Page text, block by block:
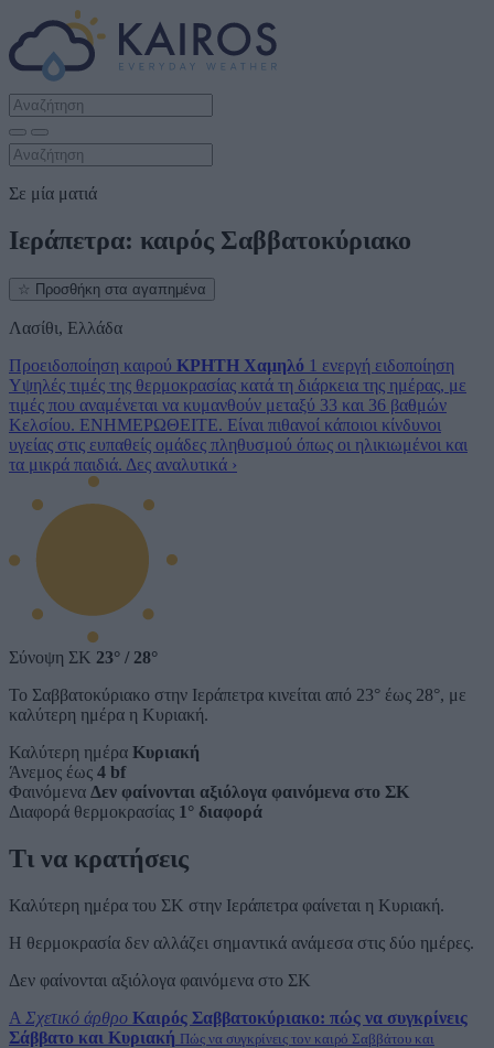
Σε μία ματιά
Ιεράπετρα: καιρός Σαββατοκύριακο
☆ Προσθήκη στα αγαπημένα
Λασίθι, Ελλάδα
Προειδοποίηση καιρού ΚΡΗΤΗ Χαμηλό 1 ενεργή ειδοποίηση
Υψηλές τιμές της θερμοκρασίας κατά τη διάρκεια της ημέρας, με
τιμές που αναμένεται να κυμανθούν μεταξύ 33 και 36 βαθμών
Κελσίου. ΕΝΗΜΕΡΩΘΕΙΤΕ. Είναι πιθανοί κάποιοι κίνδυνοι
υγείας στις ευπαθείς ομάδες πληθυσμού όπως οι ηλικιωμένοι και
τα μικρά παιδιά. Δες αναλυτικά ›
Σύνοψη ΣΚ 23° / 28°
Το Σαββατοκύριακο στην Ιεράπετρα κινείται από 23° έως 28°, με
καλύτερη ημέρα η Κυριακή.
Καλύτερη ημέρα Κυριακή
Άνεμος έως 4 bf
Φαινόμενα Δεν φαίνονται αξιόλογα φαινόμενα στο ΣΚ
Διαφορά θερμοκρασίας 1° διαφορά
Τι να κρατήσεις
Καλύτερη ημέρα του ΣΚ στην Ιεράπετρα φαίνεται η Κυριακή.
Η θερμοκρασία δεν αλλάζει σημαντικά ανάμεσα στις δύο ημέρες.
Δεν φαίνονται αξιόλογα φαινόμενα στο ΣΚ
A Σχετικό άρθρο Καιρός Σαββατοκύριακο: πώς να συγκρίνεις
Σάββατο και Κυριακή Πώς να συγκρίνεις τον καιρό Σαββάτου και